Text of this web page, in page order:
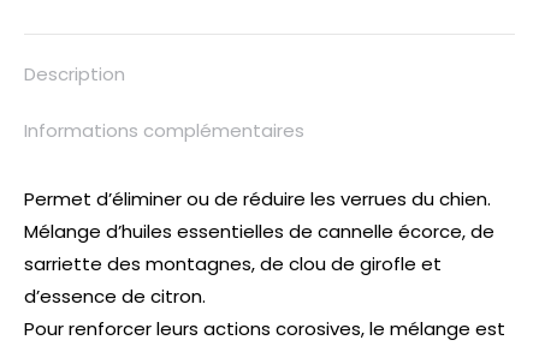
Description
Informations complémentaires
Permet d’éliminer ou de réduire les verrues du chien.
Mélange d’huiles essentielles de cannelle écorce, de
sarriette des montagnes, de clou de girofle et
d’essence de citron.
Pour renforcer leurs actions corosives, le mélange est